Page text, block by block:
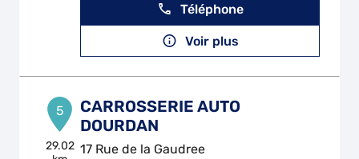
Téléphone
Voir plus
5
29.02
CARROSSERIE AUTO
DOURDAN
17 Rue de la Gaudree